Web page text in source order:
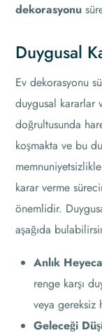
dekorasyonu
Duygusal
Ev dekorasyonu
duygusal kararlar
doğrultusunda
koşmakta ve bu
karar verme
önemlidir.
aşağıda
Anlık
renge karşı
veya gereksiz
Geleceği